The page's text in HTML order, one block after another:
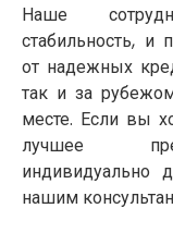
Наше
стабильность, и
от надежных
так и за
месте. Если вы
лучшее
индивидуально
нашим